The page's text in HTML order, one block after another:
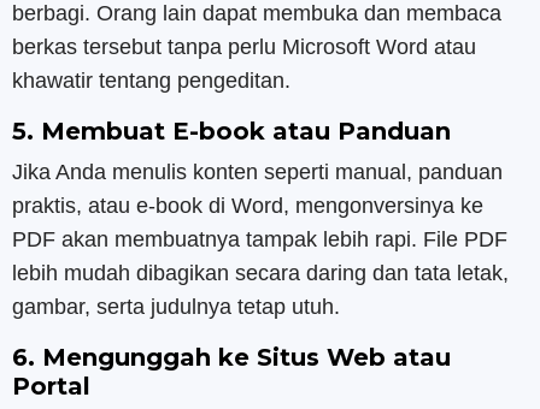
berbagi. Orang lain dapat membuka dan membaca
berkas tersebut tanpa perlu Microsoft Word atau
khawatir tentang pengeditan.
5. Membuat E-book atau Panduan
Jika Anda menulis konten seperti manual, panduan
praktis, atau e-book di Word, mengonversinya ke
PDF akan membuatnya tampak lebih rapi. File PDF
lebih mudah dibagikan secara daring dan tata letak,
gambar, serta judulnya tetap utuh.
6. Mengunggah ke Situs Web atau
Portal